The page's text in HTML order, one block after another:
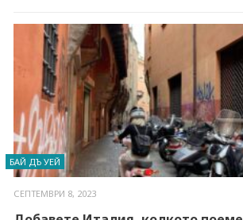
БАЙ ДЪ УЕЙ
СЕПТЕМВРИ 8, 2023